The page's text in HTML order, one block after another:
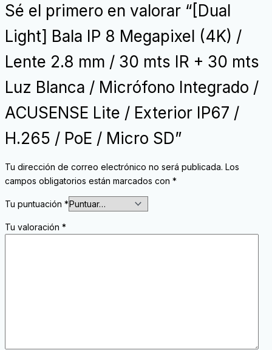
Sé el primero en valorar “[Dual
Light] Bala IP 8 Megapixel (4K) /
Lente 2.8 mm / 30 mts IR + 30 mts
Luz Blanca / Micrófono Integrado /
ACUSENSE Lite / Exterior IP67 /
H.265 / PoE / Micro SD”
Tu dirección de correo electrónico no será publicada. Los
campos obligatorios están marcados con *
Tu puntuación *
Tu valoración *